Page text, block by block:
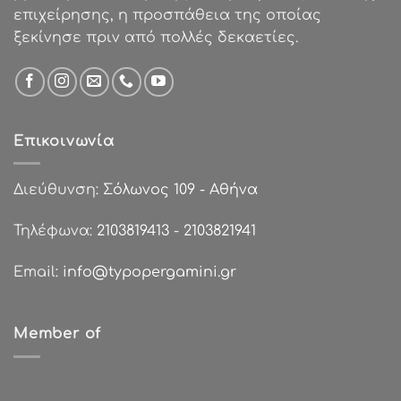
επιχείρησης, η προσπάθεια της οποίας
ξεκίνησε πριν από πολλές δεκαετίες.
Επικοινωνία
Διεύθυνση: Σόλωνος 109 - Αθήνα
Τηλέφωνα: 2103819413 - 2103821941
Email: info@typopergamini.gr
Member of